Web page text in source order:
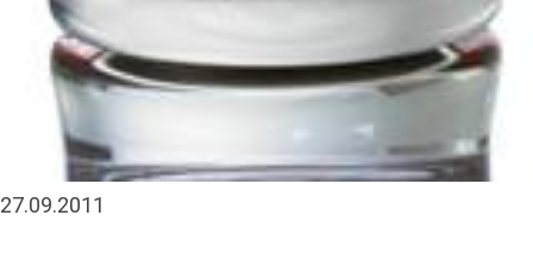
27.09.2011